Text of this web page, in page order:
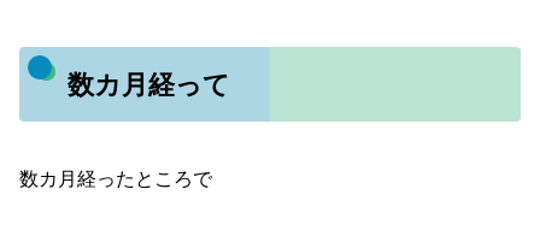
数カ月経って
数カ月経ったところで